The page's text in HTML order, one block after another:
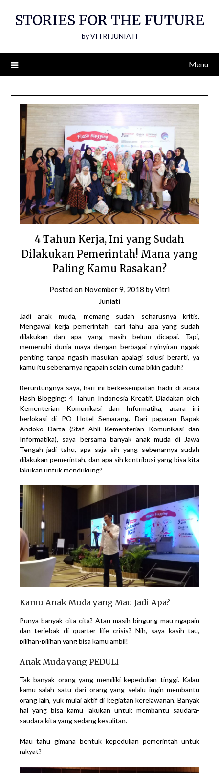
STORIES FOR THE FUTURE
by VITRI JUNIATI
Menu
4 Tahun Kerja, Ini yang Sudah
Dilakukan Pemerintah! Mana yang
Paling Kamu Rasakan?
Posted on November 9, 2018 byVitri
Juniati
Jadi anak muda, memang sudah seharusnya kritis.
Mengawal kerja pemerintah, cari tahu apa yang sudah
dilakukan dan apa yang masih belum dicapai. Tapi,
memenuhi dunia maya dengan berbagai nyinyiran nggak
penting tanpa ngasih masukan apalagi solusi berarti, ya
kamu itu sebenarnya ngapain selain cuma bikin gaduh?
Beruntungnya saya, hari ini berkesempatan hadir di acara
Flash Blogging: 4 Tahun Indonesia Kreatif. Diadakan oleh
Kementerian Komunikasi dan Informatika, acara ini
berlokasi di PO Hotel Semarang. Dari paparan Bapak
Andoko Darta (Staf Ahli Kementerian Komunikasi dan
Informatika), saya bersama banyak anak muda di Jawa
Tengah jadi tahu, apa saja sih yang sebenarnya sudah
dilakukan pemerintah, dan apa sih kontribusi yang bisa kita
lakukan untuk mendukung?
Kamu Anak Muda yang Mau Jadi Apa?
Punya banyak cita-cita? Atau masih bingung mau ngapain
dan terjebak di quarter life crisis? Nih, saya kasih tau,
pilihan-pilihan yang bisa kamu ambil!
Anak Muda yang PEDULI
Tak banyak orang yang memiliki kepedulian tinggi. Kalau
kamu salah satu dari orang yang selalu ingin membantu
orang lain, yuk mulai aktif di kegiatan kerelawanan. Banyak
hal yang bisa kamu lakukan untuk membantu saudara-
saudara kita yang sedang kesulitan.
Mau tahu gimana bentuk kepedulian pemerintah untuk
rakyat?